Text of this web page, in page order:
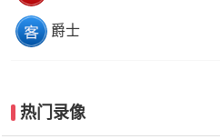
爵士
热门录像